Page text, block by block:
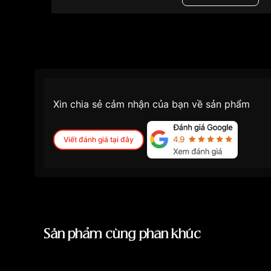
Xin chia sẻ cảm nhận của bạn về sản phẩm
Viết đánh giá tại đây
Sản phẩm cùng phân khúc